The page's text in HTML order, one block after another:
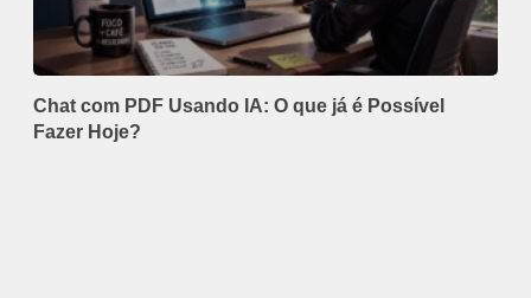
Chat com PDF Usando IA: O que já é Possível
Fazer Hoje?